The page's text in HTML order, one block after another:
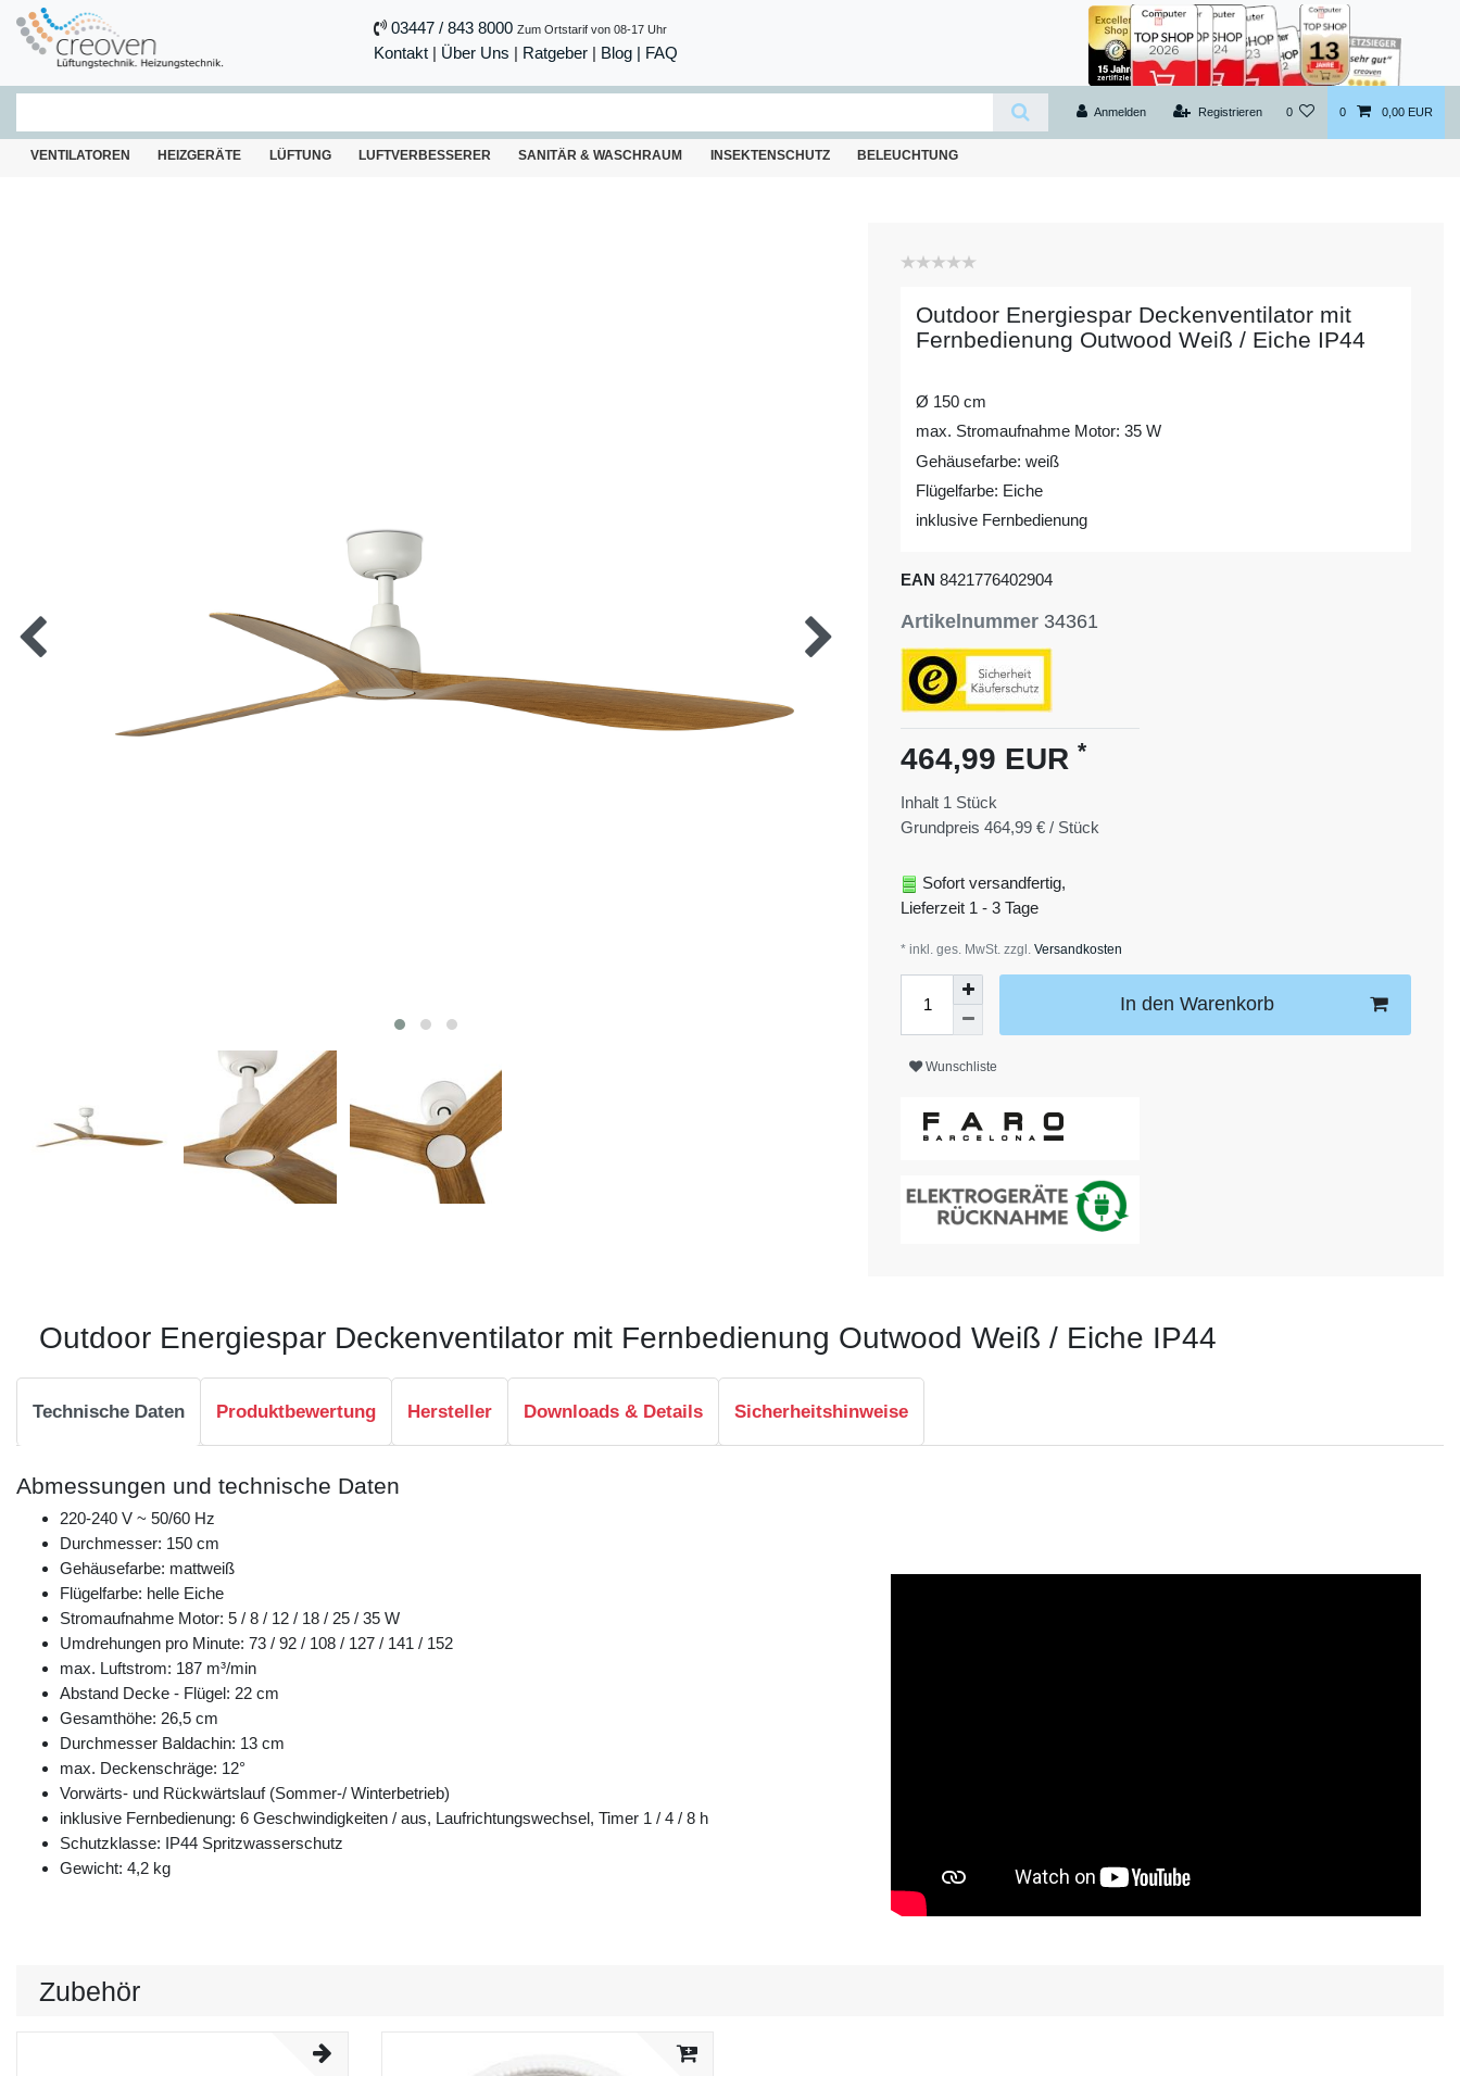
03447 / 843 8000 Zum Ortstarif von 08-17 Uhr
Kontakt| Über Uns | Ratgeber| Blog | FAQ
Anmelden Registrieren 0 0 0,00 EUR
VENTILATOREN HEIZGERÄTE LÜFTUNG LUFTVERBESSERER SANITÄR & WASCHRAUM INSEKTENSCHUTZ BELEUCHTUNG
Outdoor Energiespar Deckenventilator mit
Fernbedienung Outwood Weiß / Eiche IP44
Ø 150 cm
max. Stromaufnahme Motor: 35 W
Gehäusefarbe: weiß
Flügelfarbe: Eiche
inklusive Fernbedienung
EAN 8421776402904
Artikelnummer 34361
464,99 EUR *
Inhalt 1 Stück
Grundpreis 464,99 € / Stück
Sofort versandfertig,
Lieferzeit 1 - 3 Tage
* inkl. ges. MwSt. zzgl. Versandkosten
In den Warenkorb
Wunschliste
Outdoor Energiespar Deckenventilator mit Fernbedienung Outwood Weiß / Eiche IP44
Technische Daten Produktbewertung Hersteller Downloads & Details Sicherheitshinweise
Abmessungen und technische Daten
220-240 V ~ 50/60 Hz
Durchmesser: 150 cm
Gehäusefarbe: mattweiß
Flügelfarbe: helle Eiche
Stromaufnahme Motor: 5 / 8 / 12 / 18 / 25 / 35 W
Umdrehungen pro Minute: 73 / 92 / 108 / 127 / 141 / 152
max. Luftstrom: 187 m³/min
Abstand Decke - Flügel: 22 cm
Gesamthöhe: 26,5 cm
Durchmesser Baldachin: 13 cm
max. Deckenschräge: 12°
Vorwärts- und Rückwärtslauf (Sommer-/ Winterbetrieb)
inklusive Fernbedienung: 6 Geschwindigkeiten / aus, Laufrichtungswechsel, Timer 1 / 4 / 8 h
Schutzklasse: IP44 Spritzwasserschutz
Gewicht: 4,2 kg
Zubehör